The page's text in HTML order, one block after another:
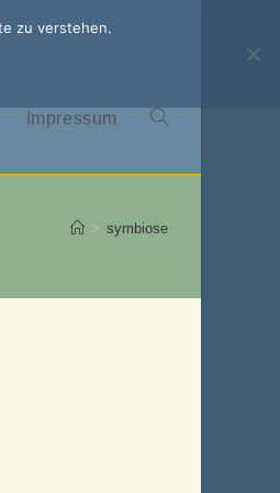
Impressum Website-
Suche
umschalten
> symbiose
zu verstehen.